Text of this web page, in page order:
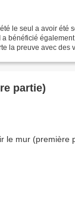
le seul a avoir été
bénéficié également
la preuve avec des
partie)